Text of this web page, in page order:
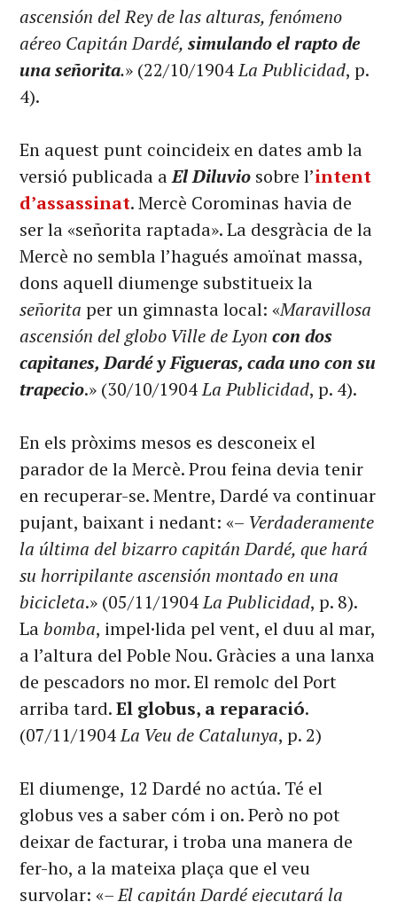
ascensión del Rey de las alturas, fenómeno
aéreo Capitán Dardé,simulando el rapto de
una señorita.» (22/10/1904La Publicidad, p.
4).
En aquest punt coincideix en dates amb la
versió publicada aEl Diluvio sobre l’intent
d’assassinat. Mercè Corominas havia de
ser la «señorita raptada». La desgràcia de la
Mercè no sembla l’hagués amoïnat massa,
dons aquell diumenge substitueix la
señoritaper un gimnasta local: «Maravillosa
ascensión del globo Ville de Lyoncon dos
capitanes, Dardé y Figueras, cada uno con su
trapecio.» (30/10/1904La Publicidad, p. 4).
En els pròxims mesos es desconeix el
parador de la Mercè. Prou feina devia tenir
en recuperar-se. Mentre, Dardé va continuar
pujant, baixant i nedant: «– Verdaderamente
la última del bizarro capitán Dardé, que hará
su horripilante ascensión montado en una
bicicleta.» (05/11/1904La Publicidad, p. 8).
Labomba, impel·lida pel vent, el duu al mar,
a l’altura del Poble Nou. Gràcies a una lanxa
de pescadors no mor. El remolc del Port
arriba tard.El globus, a reparació.
(07/11/1904La Veu de Catalunya, p. 2)
El diumenge, 12 Dardé no actúa. Té el
globus ves a saber cóm i on. Però no pot
deixar de facturar, i troba una manera de
fer-ho, a la mateixa plaça que el veu
survolar: «– El capitán Dardé ejecutará la